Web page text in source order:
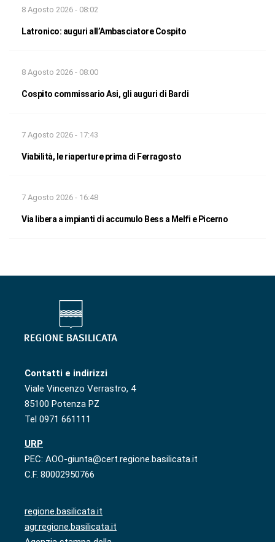
8 Agosto 2026 - 08:02
Latronico: auguri all’Ambasciatore Cospito
8 Agosto 2026 - 08:00
Cospito commissario Asi, gli auguri di Bardi
7 Agosto 2026 - 17:43
Viabilità, le riaperture prima di Ferragosto
7 Agosto 2026 - 16:48
Via libera a impianti di accumulo Bess a Melfi e Picerno
Contatti e indirizzi
Viale Vincenzo Verrastro, 4
85100 Potenza PZ
Tel 0971 661111
URP
PEC: AOO-giunta@cert.regione.basilicata.it
C.F. 80002950766
regione.basilicata.it
agr.regione.basilicata.it